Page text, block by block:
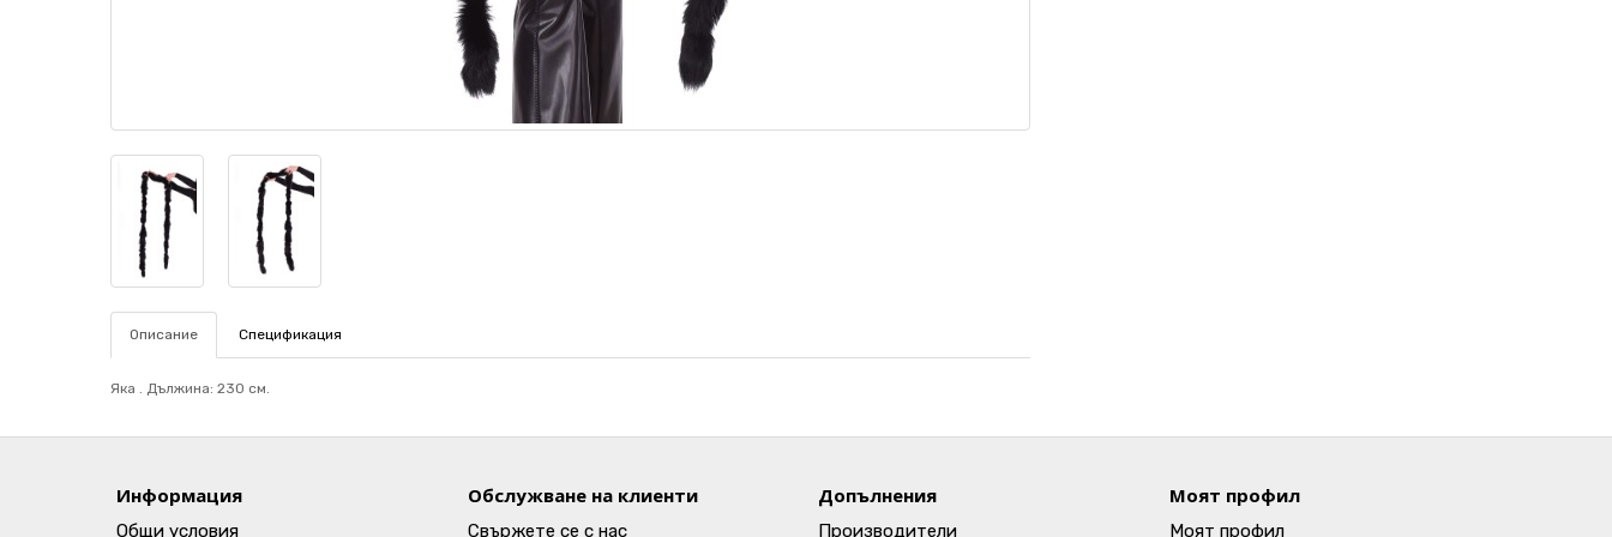
Описание Спецификация
Яка . Дължина: 230 см.
Информация
Общи условия
Обслужване на клиенти
Свържете се с нас
Допълнения
Производители
Моят профил
Моят профил